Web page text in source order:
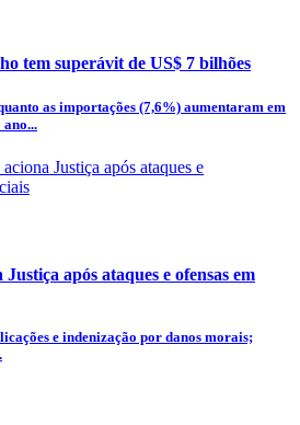
tem superávit de US$ 7 bilhões
as importações (7,6%) aumentaram em
após ataques e ofensas em
e indenização por danos morais;